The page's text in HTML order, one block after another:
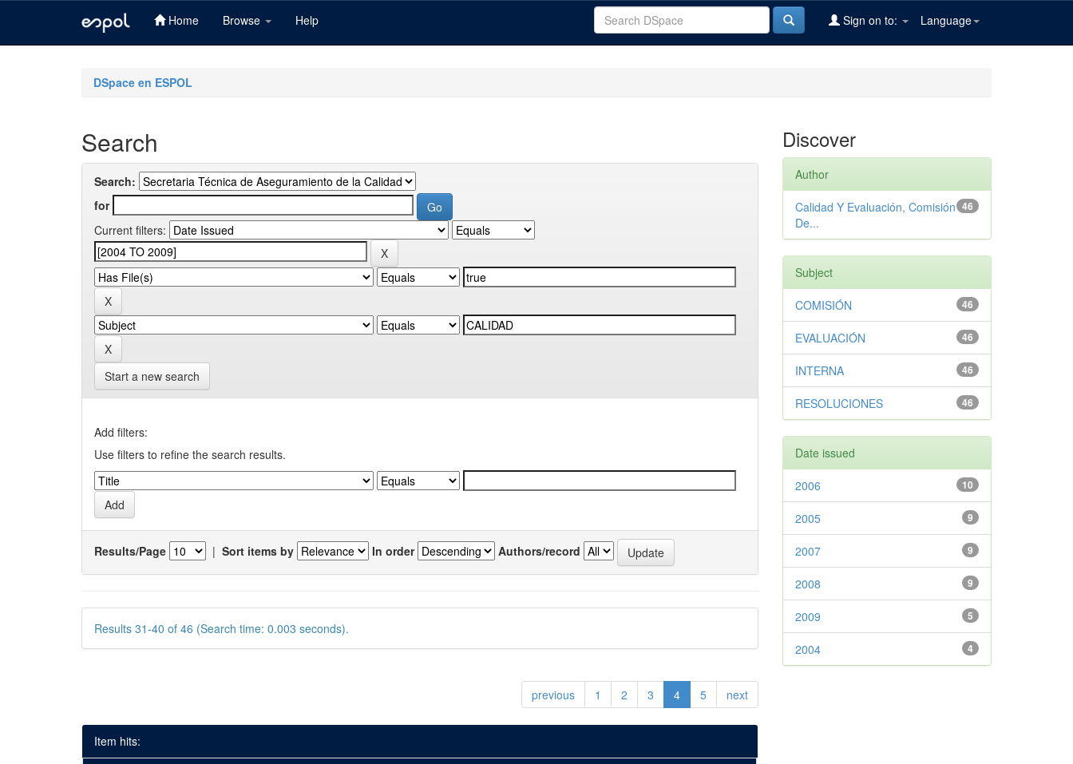
Home Browse Help Language
Sign on to:
DSpace en ESPOL
Search
Search:
for
Current filters:
Start a new search
Add filters:
Use filters to refine the search results.
Results/Page | Sort items by In order Authors/record
Results 31-40 of 46 (Search time: 0.003 seconds).
previous 1 2 3 4 5 next
Item hits:
Discover
Author
46
Calidad Y Evaluación, Comisión
De...
Subject
46
COMISIÓN
46
EVALUACIÓN
46
INTERNA
46
RESOLUCIONES
Date issued
10
2006
9
2005
9
2007
9
2008
5
2009
4
2004